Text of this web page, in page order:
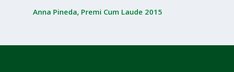
Anna Pineda, Premi Cum Laude 2015